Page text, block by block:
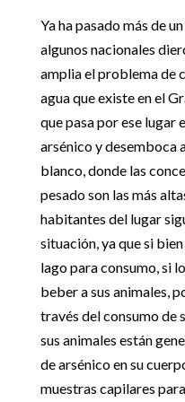
Ya ha pasado más de
algunos nacionales
amplia el problema de
agua que existe en el
que pasa por ese lugar
arsénico y desemboca
blanco, donde las
pesado son las más
habitantes del lugar
situación, ya que si
lago para consumo, si
beber a sus animales,
través del consumo de
sus animales están
de arsénico en su
muestras capilares